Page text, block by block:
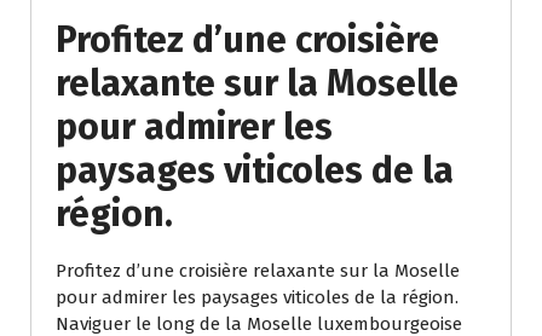
Profitez d’une croisière
relaxante sur la Moselle
pour admirer les
paysages viticoles de la
région.
Profitez d’une croisière relaxante sur la Moselle
pour admirer les paysages viticoles de la région.
Naviguer le long de la Moselle luxembourgeoise